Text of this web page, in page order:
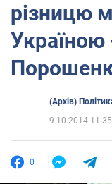
різницю
(Архів)
9.10.2014 11:35
0